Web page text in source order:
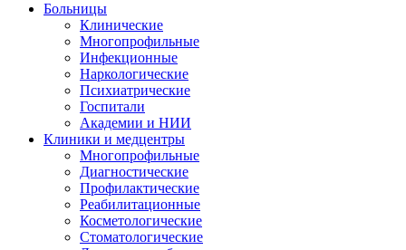
Больницы
Клинические
Многопрофильные
Инфекционные
Наркологические
Психиатрические
Госпитали
Академии и НИИ
Клиники и медцентры
Многопрофильные
Диагностические
Профилактические
Реабилитационные
Косметологические
Стоматологические